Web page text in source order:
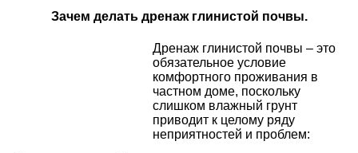
Зачем делать дренаж глинистой почвы.
Дренаж глинистой почвы – это
обязательное условие
комфортного проживания в
частном доме, поскольку
слишком влажный грунт
приводит к целому ряду
неприятностей и проблем: